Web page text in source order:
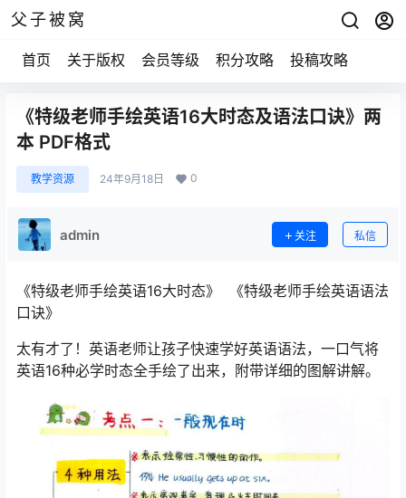
父子被窝
首页 关于版权 会员等级 积分攻略 投稿攻略
《特级老师手绘英语16大时态及语法口诀》两
本 PDF格式
教学资源 24年9月18日 0
admin 关注 私信
《特级老师手绘英语16大时态》 《特级老师手绘英语语法
口诀》
太有才了！英语老师让孩子快速学好英语语法，一口气将
英语16种必学时态全手绘了出来，附带详细的图解讲解。